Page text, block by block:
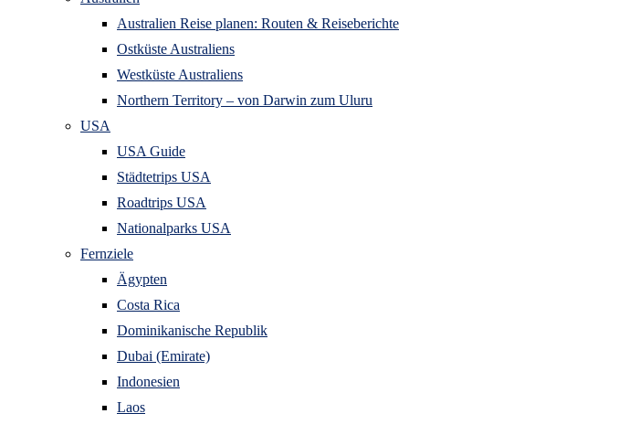
Australien Reise planen: Routen & Reiseberichte
Ostküste Australiens
Westküste Australiens
Northern Territory – von Darwin zum Uluru
USA
USA Guide
Städtetrips USA
Roadtrips USA
Nationalparks USA
Fernziele
Ägypten
Costa Rica
Dominikanische Republik
Dubai (Emirate)
Indonesien
Laos